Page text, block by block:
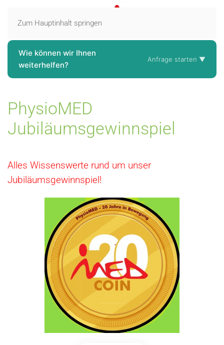
Zum Hauptinhalt springen
Wie können wir Ihnen
weiterhelfen?
Anfrage starten ▼
PhysioMED
Jubiläumsgewinnspiel
Alles Wissenswerte rund um unser
Jubiläumsgewinnspiel!